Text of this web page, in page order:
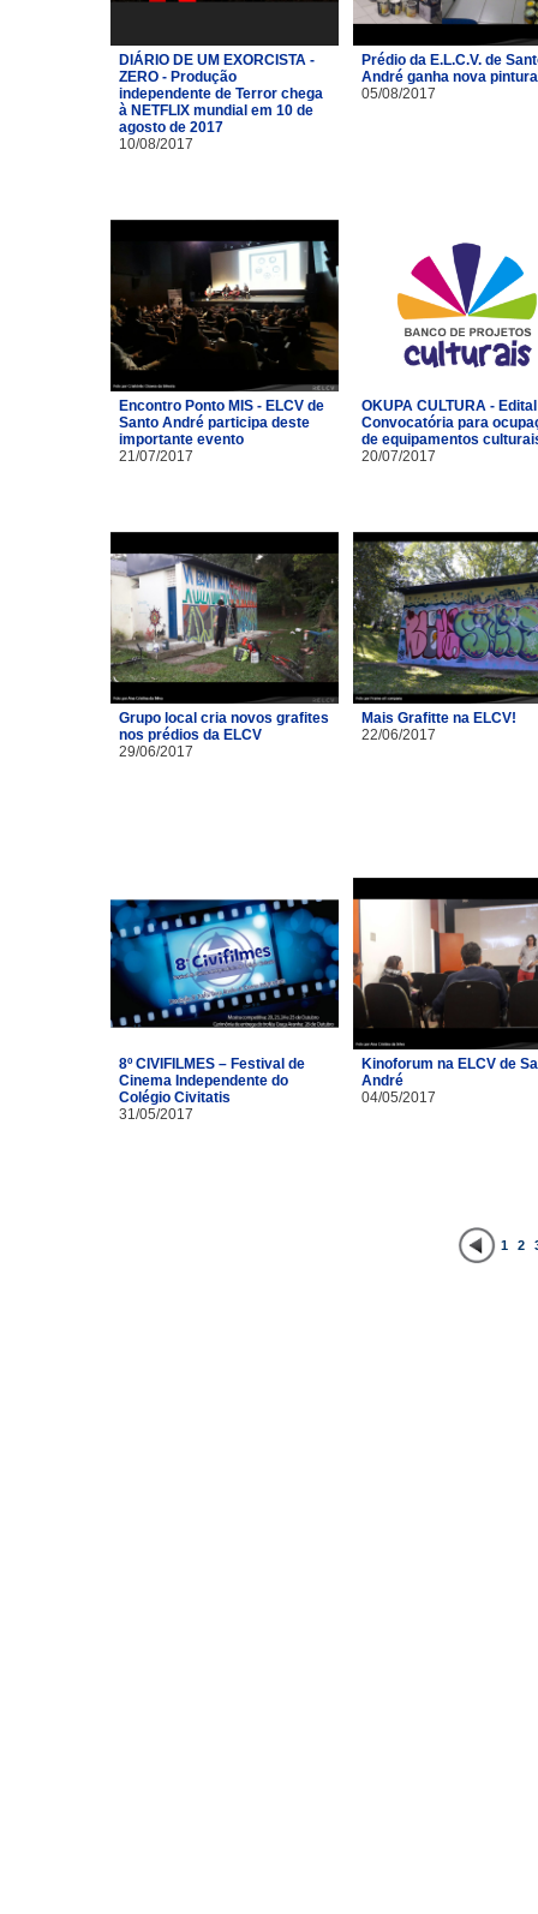
DIÁRIO DE UM EXORCISTA -
ZERO - Produção
independente de Terror chega
à NETFLIX mundial em 10 de
agosto de 2017
10/08/2017
Prédio da E.L.C.V. de
André ganha nova pintura
05/08/2017
Encontro Ponto MIS - ELCV de
Santo André participa deste
importante evento
21/07/2017
OKUPA CULTURA -
Convocatória para
de equipamentos
20/07/2017
Grupo local cria novos grafites
nos prédios da ELCV
29/06/2017
Mais Grafitte na ELCV!
22/06/2017
8º CIVIFILMES – Festival de
Cinema Independente do
Colégio Civitatis
31/05/2017
Kinoforum na ELCV de
André
04/05/2017
1 2